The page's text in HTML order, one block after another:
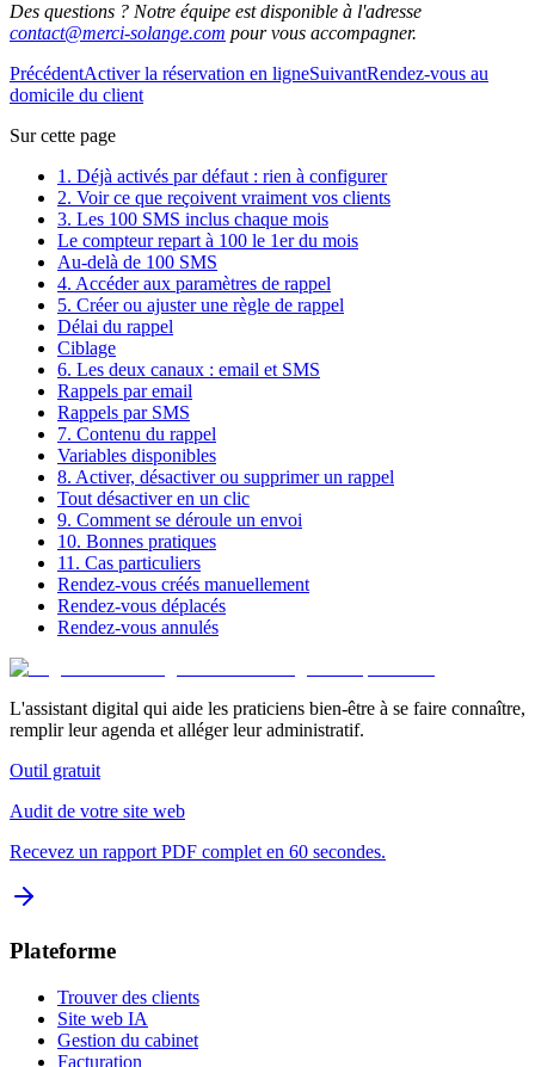
Des questions ? Notre équipe est disponible à l'adresse
contact@merci-solange.com pour vous accompagner.
PrécédentActiver la réservation en ligneSuivantRendez-vous au
domicile du client
Sur cette page
1. Déjà activés par défaut : rien à configurer
2. Voir ce que reçoivent vraiment vos clients
3. Les 100 SMS inclus chaque mois
Le compteur repart à 100 le 1er du mois
Au-delà de 100 SMS
4. Accéder aux paramètres de rappel
5. Créer ou ajuster une règle de rappel
Délai du rappel
Ciblage
6. Les deux canaux : email et SMS
Rappels par email
Rappels par SMS
7. Contenu du rappel
Variables disponibles
8. Activer, désactiver ou supprimer un rappel
Tout désactiver en un clic
9. Comment se déroule un envoi
10. Bonnes pratiques
11. Cas particuliers
Rendez-vous créés manuellement
Rendez-vous déplacés
Rendez-vous annulés
L'assistant digital qui aide les praticiens bien-être à se faire connaître,
remplir leur agenda et alléger leur administratif.
Outil gratuit
Audit de votre site web
Recevez un rapport PDF complet en 60 secondes.
Plateforme
Trouver des clients
Site web IA
Gestion du cabinet
Facturation